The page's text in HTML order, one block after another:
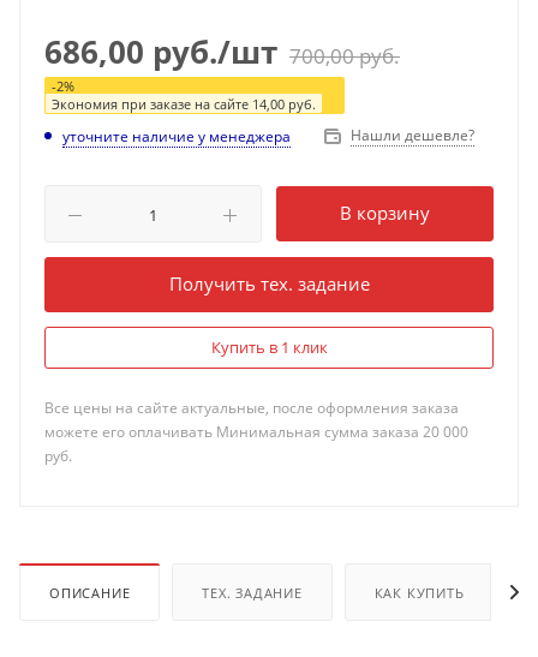
686,00 руб./шт 700,00руб.
-2%
Экономия при заказе на сайте 14,00 руб.
уточните наличие у менеджера Нашли дешевле?
В корзину
Получить тех. задание
Купить в 1 клик
Все цены на сайте актуальные, после оформления заказа
можете его оплачивать Минимальная сумма заказа 20 000
руб.
ОПИСАНИЕ ТЕХ. ЗАДАНИЕ КАК КУПИТЬ